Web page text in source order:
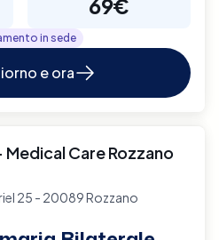
in sede
e ora
Medical Care Rozzano
25 - 20089 Rozzano